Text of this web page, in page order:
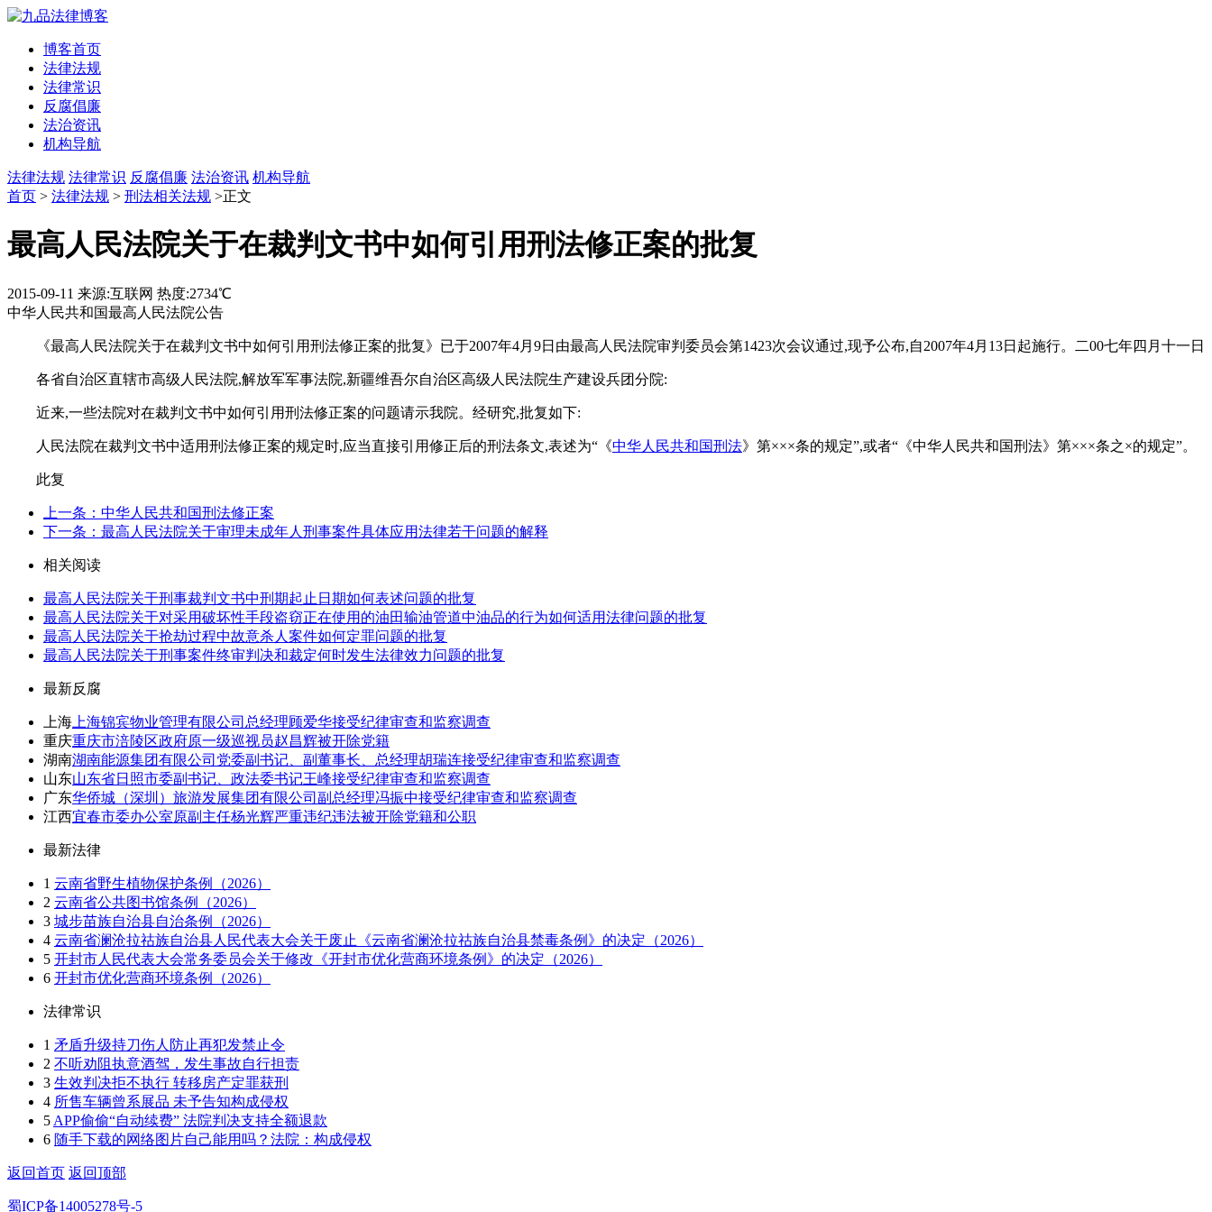
博客首页
法律法规
法律常识
反腐倡廉
法治资讯
机构导航
法律法规 法律常识 反腐倡廉 法治资讯 机构导航
首页 > 法律法规 > 刑法相关法规 >正文
最高人民法院关于在裁判文书中如何引用刑法修正案的批复
2015-09-11 来源:互联网 热度:2734℃
中华人民共和国最高人民法院公告
《最高人民法院关于在裁判文书中如何引用刑法修正案的批复》已于2007年4月9日由最高人民法院审判委员会第1423次会议通过,现予公布,自2007年4月13日起施行。二00七年四月十一日
各省自治区直辖市高级人民法院,解放军军事法院,新疆维吾尔自治区高级人民法院生产建设兵团分院:
近来,一些法院对在裁判文书中如何引用刑法修正案的问题请示我院。经研究,批复如下:
人民法院在裁判文书中适用刑法修正案的规定时,应当直接引用修正后的刑法条文,表述为“《中华人民共和国刑法》第×××条的规定”,或者“《中华人民共和国刑法》第×××条之×的规定”。
此复
上一条：中华人民共和国刑法修正案
下一条：最高人民法院关于审理未成年人刑事案件具体应用法律若干问题的解释
相关阅读
最高人民法院关于刑事裁判文书中刑期起止日期如何表述问题的批复
最高人民法院关于对采用破坏性手段盗窃正在使用的油田输油管道中油品的行为如何适用法律问题的批复
最高人民法院关于抢劫过程中故意杀人案件如何定罪问题的批复
最高人民法院关于刑事案件终审判决和裁定何时发生法律效力问题的批复
最新反腐
上海 上海锦宾物业管理有限公司总经理顾爱华接受纪律审查和监察调查
重庆重庆市涪陵区政府原一级巡视员赵昌辉被开除党籍
湖南湖南能源集团有限公司党委副书记、副董事长、总经理胡瑞连接受纪律审查和监察调查
山东山东省日照市委副书记、政法委书记王峰接受纪律审查和监察调查
广东华侨城（深圳）旅游发展集团有限公司副总经理冯振中接受纪律审查和监察调查
江西宜春市委办公室原副主任杨光辉严重违纪违法被开除党籍和公职
最新法律
1 云南省野生植物保护条例（2026）
2 云南省公共图书馆条例（2026）
3 城步苗族自治县自治条例（2026）
4 云南省澜沧拉祜族自治县人民代表大会关于废止《云南省澜沧拉祜族自治县禁毒条例》的决定（2026）
5 开封市人民代表大会常务委员会关于修改《开封市优化营商环境条例》的决定（2026）
6 开封市优化营商环境条例（2026）
法律常识
1 矛盾升级持刀伤人防止再犯发禁止令
2 不听劝阻执意酒驾，发生事故自行担责
3 生效判决拒不执行 转移房产定罪获刑
4 所售车辆曾系展品 未予告知构成侵权
5 APP偷偷“自动续费” 法院判决支持全额退款
6 随手下载的网络图片自己能用吗？法院：构成侵权
返回首页 返回顶部
蜀ICP备14005278号-5